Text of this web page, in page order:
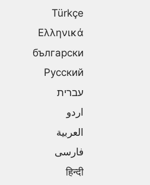
Türkçe
Ελληνικά
български
Русский
עברית
اردو
العربية
فارسی
हिन्दी